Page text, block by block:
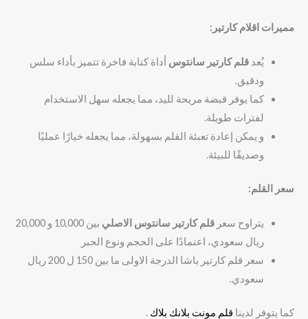
مميرات اقلام كارتير:
يُعد قلم كارتير سانتوس أداة كتابة فاخرة تتميز بأداء سلس
ودقيق.
كما يوفر قبضة مريحة لليد، مما يجعله سهل الاستخدام
لفترات طويلة.
و يمكن إعادة تعبئة القلم بسهولة، مما يجعله خيارًا عمليًا
وصديقًا للبيئة.
سعر القلم:
يتراوح سعر قلم كارتير سانتوس الاصلي
بين 10,000 و 20,000
ريال سعودي، اعتمادًا على الحجم ونوع الحبر
سعر قلم كارتير باشا الدرجة الاولى ما بين 150 ل 200 ريال
سعودي.
كما يتوفر لدينا قلم مونت بلانك بلاك .